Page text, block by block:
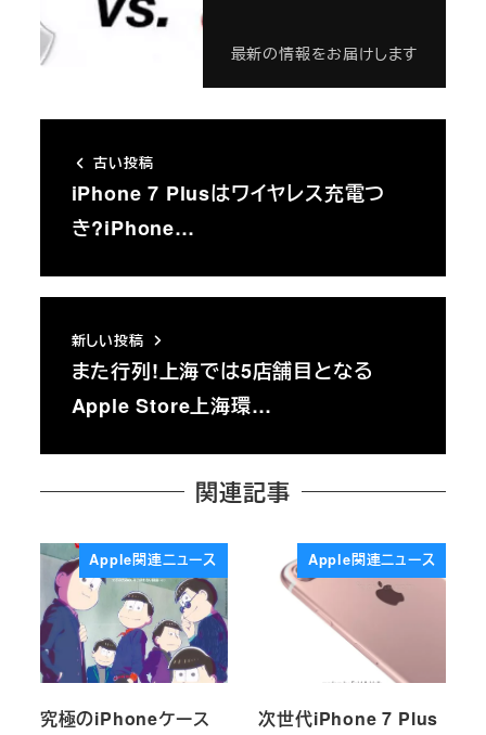
最新の情報をお届けします
古い投稿
iPhone 7 Plusはワイヤレス充電つ
き?iPhone…
新しい投稿
また行列!上海では5店舗目となる
Apple Store上海環…
関連記事
Apple関連ニュース
究極のiPhoneケース
Apple関連ニュース
次世代iPhone 7 Plus